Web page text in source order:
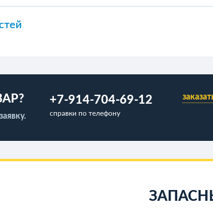
плиточные
+7-914-704-69-12
справки по телефону